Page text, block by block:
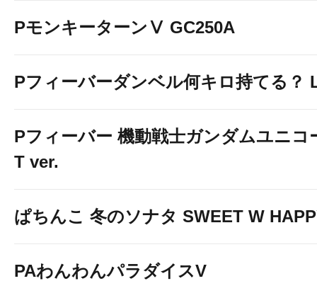
PモンキーターンⅤ GC250A
Pフィーバーダンベル何キロ持てる？
Pフィーバー 機動戦士ガンダムユニコ
T ver.
ぱちんこ 冬のソナタ SWEET W
PAわんわんパラダイスV